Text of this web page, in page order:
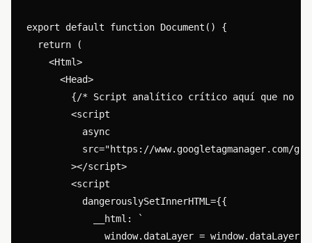
export default function Document() {
  return (
    <Html>
      <Head>
{/* Script analítico crítico aquí que no
        <script
          async
src="https://www.googletagmanager.com/
        ></script>
        <script
          dangerouslySetInnerHTML={{
            __html: `
window.dataLayer = window.dataLayer